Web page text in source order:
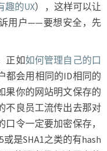
趣的UX），这样可以让
用户——要想安全，先
正如如何管理自己的口
都会用相同的ID相同的
果你的网站明文保存的
不良员工流传出去那对
令一定要加密保存，
是SHA1之类的有hash